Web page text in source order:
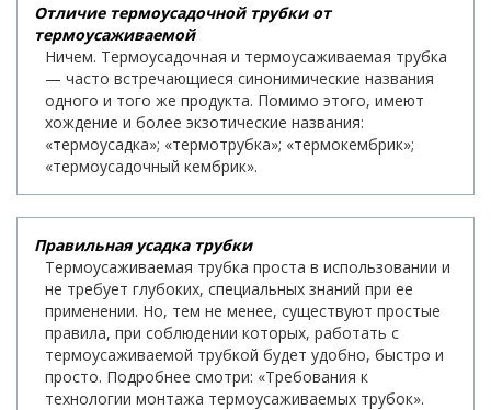
Отличие термоусадочной трубки от
термоусаживаемой
Ничем. Термоусадочная и термоусаживаемая трубка
— часто встречающиеся синонимические названия
одного и того же продукта. Помимо этого, имеют
хождение и более экзотические названия:
«термоусадка»; «термотрубка»; «термокембрик»;
«термоусадочный кембрик».
Правильная усадка трубки
Термоусаживаемая трубка проста в использовании и
не требует глубоких, специальных знаний при ее
применении. Но, тем не менее, существуют простые
правила, при соблюдении которых, работать с
термоусаживаемой трубкой будет удобно, быстро и
просто. Подробнее смотри: «Требования к
технологии монтажа термоусаживаемых трубок».